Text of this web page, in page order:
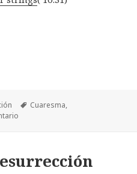
Etiquetas
Cuaresma,